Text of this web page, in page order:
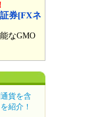
券[FXネ
なGMO
貨を含
紹介！